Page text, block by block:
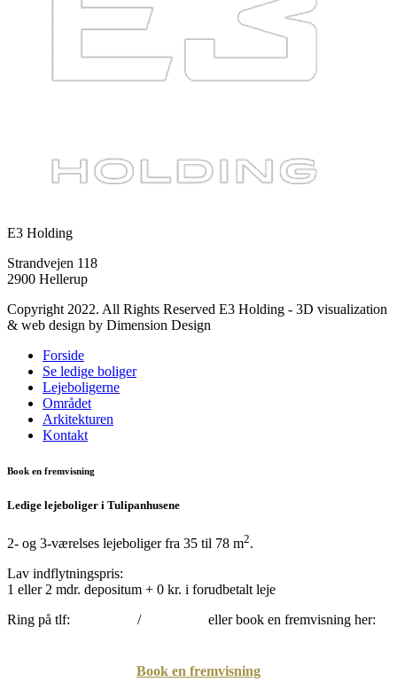
E3 Holding
Strandvejen 118
2900 Hellerup
Copyright 2022. All Rights Reserved E3 Holding - 3D visualization
& web design by Dimension Design
Forside
Se ledige boliger
Lejeboligerne
Området
Arkitekturen
Kontakt
Book en fremvisning
Ledige lejeboliger i Tulipanhusene
2- og 3-værelses lejeboliger fra 35 til 78 m2.
Lav indflytningspris:
1 eller 2 mdr. depositum + 0 kr. i forudbetalt leje
Ring på tlf:
/ eller book en fremvisning her:
Book en fremvisning